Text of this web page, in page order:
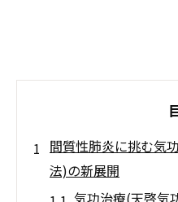
間質性肺炎に挑む気
法)の新展開
気功治療(天啓気